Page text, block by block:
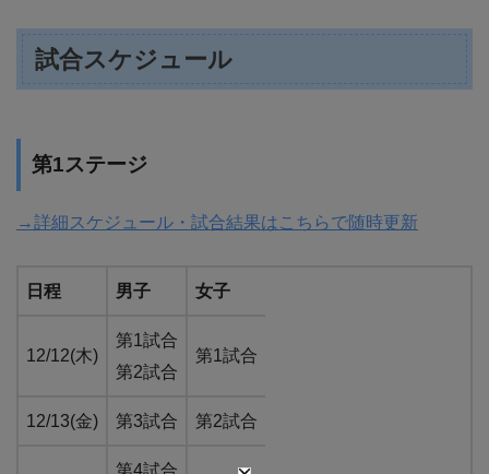
試合スケジュール
第1ステージ
→詳細スケジュール・試合結果はこちらで随時更新
日程 男子 女子
12/12(木)
第1試合
第2試合
第1試合
12/13(金) 第3試合 第2試合
第4試合